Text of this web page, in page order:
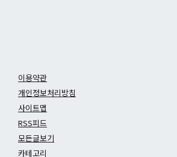
이용약관
개인정보처리방침
사이트맵
RSS피드
모든글보기
카테고리